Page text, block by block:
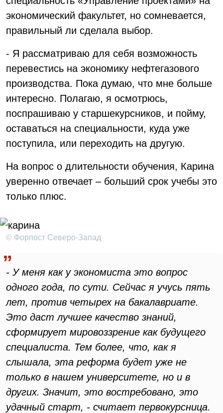
экономический факультет, но сомневается,
правильный ли сделала выбор.
- Я рассматриваю для себя возможность
перевестись на экономику нефтегазового
производства. Пока думаю, что мне больше
интересно. Полагаю, я осмотрюсь,
поспрашиваю у старшекурсников, и пойму,
оставаться на специальности, куда уже
поступила, или переходить на другую.
На вопрос о длительности обучения, Карина
уверенно отвечает – больший срок учебы это
только плюс.
© Форпост Северо-Запад
- У меня как у экономиста это вопрос
одного года, по сути. Сейчас я учусь пять
лет, против четырех на бакалавриате.
Это даст лучшее качество знаний,
сформирует мировоззрение как будущего
специалиста. Тем более, что, как я
слышала, эта реформа будет уже не
только в нашем университете, но и в
других. Значит, это востребовано, это
удачный старт, - считает первокурсница.